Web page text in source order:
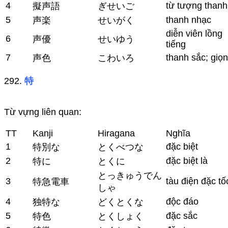
4 擬声語 ぎせいご
từ tượng thanh
5
声楽 せいがく
thanh nhạc
6
声優 せいゆう
diễn viên lồng
tiếng
7
声色 こわいろ thanh sắc;
292. 特
Từ vựng liên quan:
TT Kanji Hiragana
Nghĩa
1
特別な とくべつな
đặc biệt
2
特に とくに
đặc biệt là
3
特急電車
とっきゅうでん
しゃ
tàu điện đặc
4
独特な どくとくな
độc đáo
5
特色 とくしょく
đặc sắc